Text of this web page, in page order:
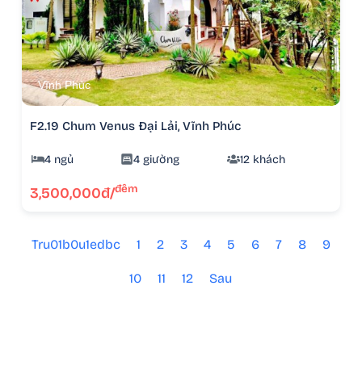
Vĩnh Phúc
F2.19 Chum Venus Đại Lải, Vĩnh Phúc
4 ngủ 4 giường 12 khách
3,500,000đ/đêm
Tru01b0u1edbc 1 2 3 4 5 6 7 8 9
10 11 12 Sau